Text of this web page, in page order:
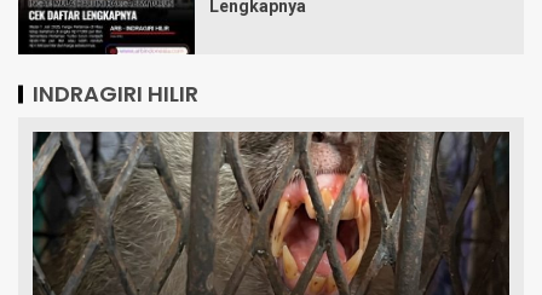
Lengkapnya
INDRAGIRI HILIR